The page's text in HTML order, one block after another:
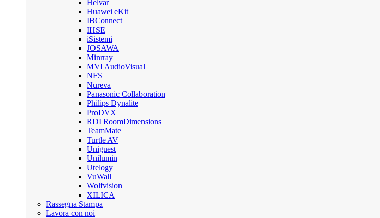
Helvar
Huawei eKit
IBConnect
IHSE
iSistemi
JOSAWA
Minrray
MVI AudioVisual
NFS
Nureva
Panasonic Collaboration
Philips Dynalite
ProDVX
RDI RoomDimensions
TeamMate
Turtle AV
Uniguest
Unilumin
Utelogy
VuWall
Wolfvision
XILICA
Rassegna Stampa
Lavora con noi